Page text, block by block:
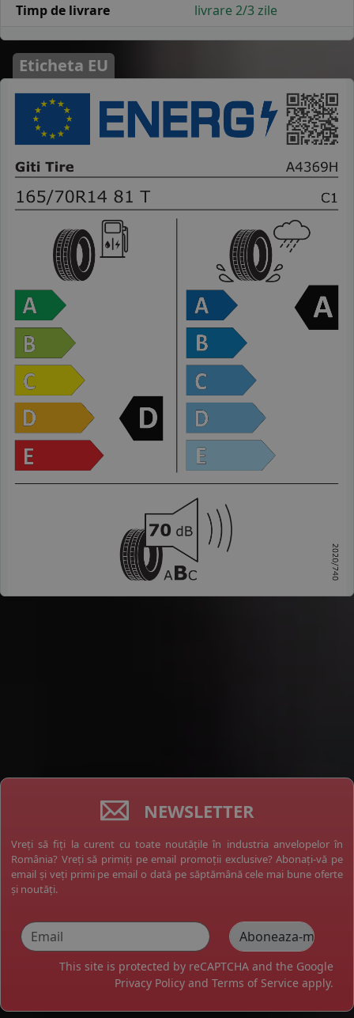
Timp de livrare
livrare 2/3 zile
Eticheta EU
NEWSLETTER
Vreți să fiți la curent cu toate noutățile în industria anvelopelor în
România? Vreți să primiți pe email promoții exclusive? Abonați-vă pe
email și veți primi pe email o dată pe săptămână cele mai bune oferte
și noutăți.
This site is protected by reCAPTCHA and the Google
Privacy Policy and Terms of Service apply.